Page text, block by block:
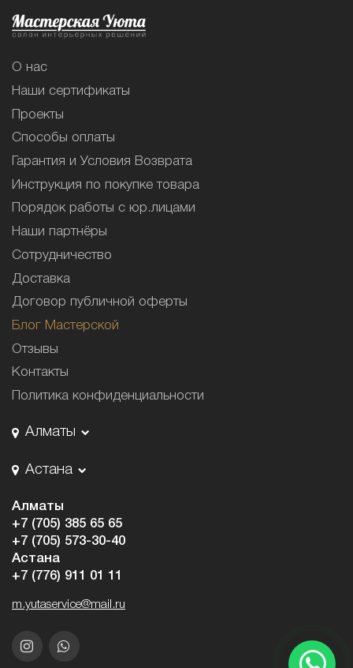
О нас
Наши сертификаты
Проекты
Способы оплаты
Гарантия и Условия Возврата
Инструкция по покупке товара
Порядок работы с юр.лицами
Наши партнёры
Сотрудничество
Доставка
Договор публичной оферты
Блог Мастерской
Отзывы
Контакты
Политика конфиденциальности
Алматы
Астана
Алматы
+7 (705) 385 65 65
+7 (705) 573-30-40
Астана
+7 (776) 911 01 11
m.yutaservice@mail.ru